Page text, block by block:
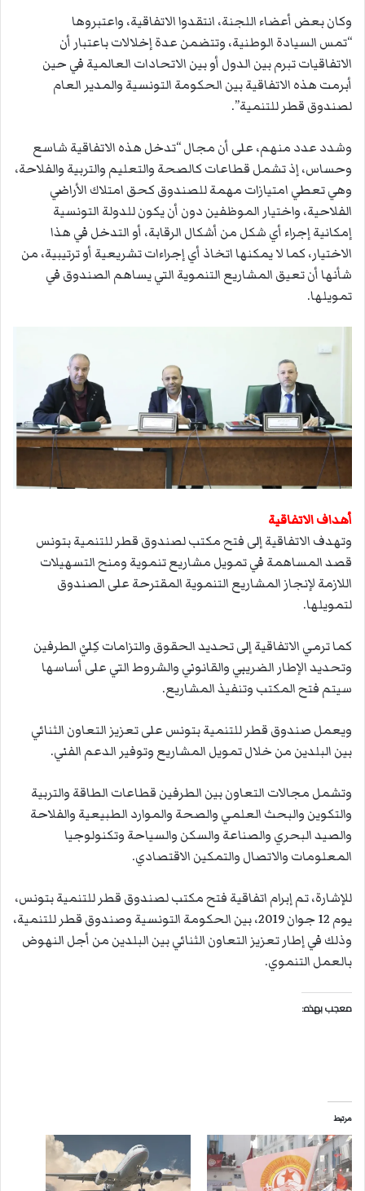
وكان بعض أعضاء اللجنة، انتقدوا الاتفاقية، واعتبروها
“تمس السيادة الوطنية، وتتضمن عدة إخلالات باعتبار أن
الاتفاقيات تبرم بين الدول أو بين الاتحادات العالمية في حين
أبرمت هذه الاتفاقية بين الحكومة التونسية والمدير العام
لصندوق قطر للتنمية”.
وشدد عدد منهم، على أن مجال “تدخل هذه الاتفاقية شاسع
وحساس، إذ تشمل قطاعات كالصحة والتعليم والتربية والفلاحة،
وهي تعطي امتيازات مهمة للصندوق كحق امتلاك الأراضي
الفلاحية، واختيار الموظفين دون أن يكون للدولة التونسية
إمكانية إجراء أي شكل من أشكال الرقابة، أو التدخل في هذا
الاختيار، كما لا يمكنها اتخاذ أي إجراءات تشريعية أو ترتيبية، من
شأنها أن تعيق المشاريع التنموية التي يساهم الصندوق في
تمويلها.
أهداف الاتفاقية
وتهدف الاتفاقية إلى فتح مكتب لصندوق قطر للتنمية بتونس
قصد المساهمة في تمويل مشاريع تنموية ومنح التسهيلات
اللازمة لإنجاز المشاريع التنموية المقترحة على الصندوق
لتمويلها.
كما ترمي الاتفاقية إلى تحديد الحقوق والتزامات كِليْ الطرفين
وتحديد الإطار الضريبي والقانوني والشروط التي على أساسها
سيتم فتح المكتب وتنفيذ المشاريع.
ويعمل صندوق قطر للتنمية بتونس على تعزيز التعاون الثنائي
بين البلدين من خلال تمويل المشاريع وتوفير الدعم الفني.
وتشمل مجالات التعاون بين الطرفين قطاعات الطاقة والتربية
والتكوين والبحث العلمي والصحة والموارد الطبيعية والفلاحة
والصيد البحري والصناعة والسكن والسياحة وتكنولوجيا
المعلومات والاتصال والتمكين الاقتصادي.
للإشارة، تم إبرام اتفاقية فتح مكتب لصندوق قطر للتنمية بتونس،
يوم 12 جوان 2019، بين الحكومة التونسية وصندوق قطر للتنمية،
وذلك في إطار تعزيز التعاون الثنائي بين البلدين من أجل النهوض
بالعمل التنموي.
معجب بهذه:
مرتبط